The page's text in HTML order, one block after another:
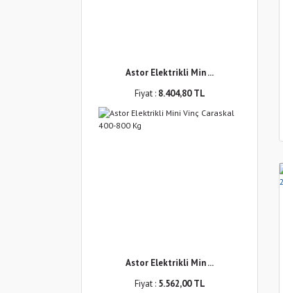
Astor Elektrikli Min ...
Fiyat : 8.404,80 TL
Astor Elektrikli Min ...
Fiyat : 5.562,00 TL